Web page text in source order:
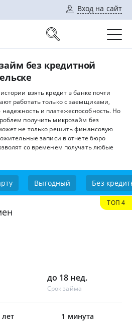
Вход на сайт
без кредитной
взять кредит в банке почти
работать только с заемщиками,
и платежеспособность. Но
получить микрозайм без
не только решить финансовую
записи в отчете бюро
со временем получать любые
Выгодный Без
до 18 нед.
Срок займа
лет 1 минута
ТОП 4